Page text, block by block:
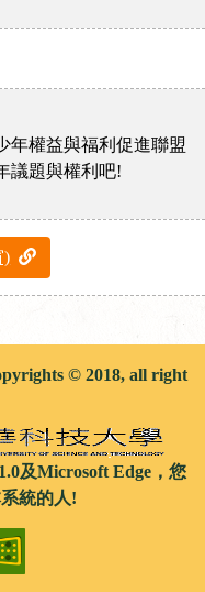
年權益與福利促進聯盟
議題與權利吧!
)
© 2018, all right
及Microsoft Edge，您
統的人!